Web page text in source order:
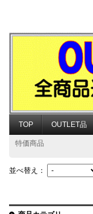
TOP OUTLET品
特価商品
並べ替え：